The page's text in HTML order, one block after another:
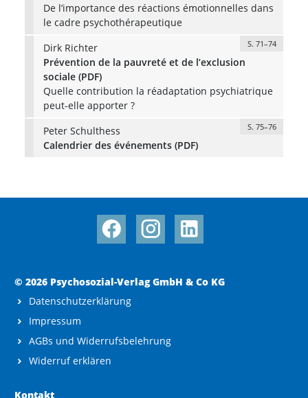
De l’importance des réactions émotionnelles dans
le cadre psychothérapeutique
Dirk Richter
S. 71–74
Prévention de la pauvreté et de l’exclusion
sociale (PDF)
Quelle contribution la réadaptation psychiatrique
peut-elle apporter ?
Peter Schulthess
S. 75–76
Calendrier des événements (PDF)
© 2026 Psychosozial-Verlag GmbH & Co KG
Datenschutzerklärung
Impressum
AGBs und Widerrufsbelehrung
Widerruf erklären
Kontakt